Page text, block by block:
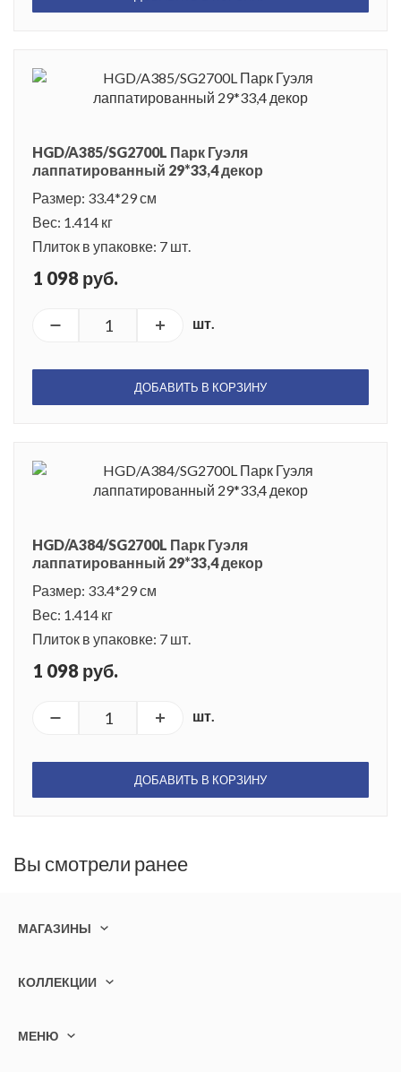
HGD/A385/SG2700L Парк Гуэля
лаппатированный 29*33,4 декор
Размер: 33.4*29 см
Вес: 1.414 кг
Плиток в упаковке: 7 шт.
1 098 руб.
шт.
ДОБАВИТЬ В КОРЗИНУ
HGD/A384/SG2700L Парк Гуэля
лаппатированный 29*33,4 декор
Размер: 33.4*29 см
Вес: 1.414 кг
Плиток в упаковке: 7 шт.
1 098 руб.
шт.
ДОБАВИТЬ В КОРЗИНУ
Вы смотрели ранее
МАГАЗИНЫ
КОЛЛЕКЦИИ
МЕНЮ